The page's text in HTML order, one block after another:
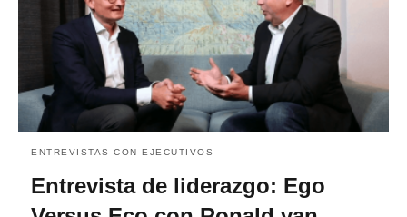
ENTREVISTAS CON EJECUTIVOS
Entrevista de liderazgo: Ego